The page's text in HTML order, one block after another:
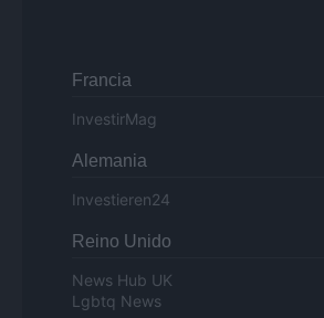
Francia
InvestirMag
Alemania
Investieren24
Reino Unido
News Hub UK
Lgbtq News